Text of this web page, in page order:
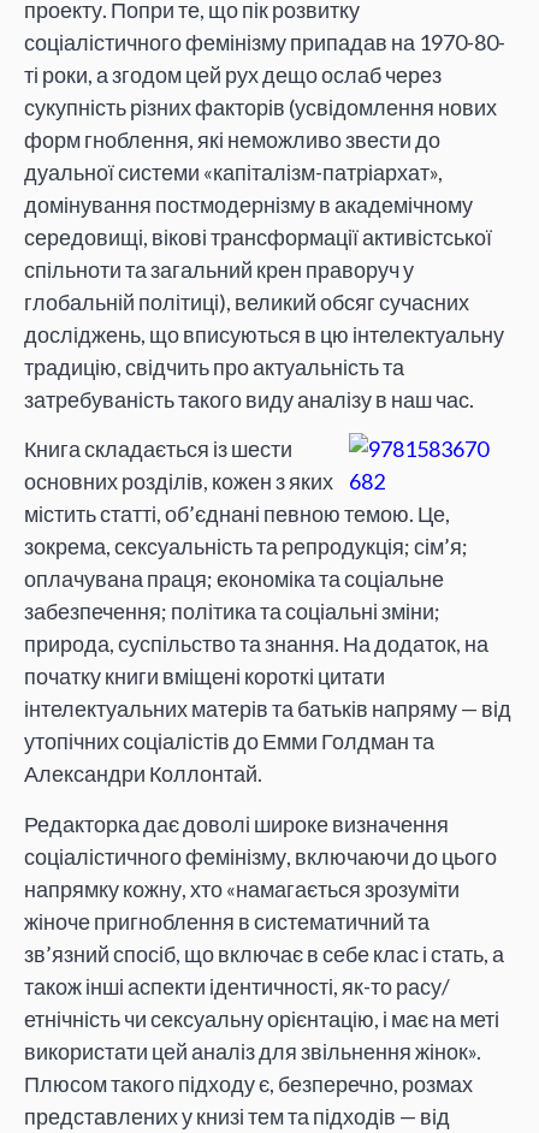
проекту. Попри те, що пік розвитку
соціалістичного фемінізму припадав на 1970-80-
ті роки, а згодом цей рух дещо ослаб через
сукупність різних факторів (усвідомлення нових
форм гноблення, які неможливо звести до
дуальної системи «капіталізм-патріархат»,
домінування постмодернізму в академічному
середовищі, вікові трансформації активістської
спільноти та загальний крен праворуч у
глобальній політиці), великий обсяг сучасних
досліджень, що вписуються в цю інтелектуальну
традицію, свідчить про актуальність та
затребуваність такого виду аналізу в наш час.
Книга складається із шести
основних розділів, кожен з яких
містить статті, об’єднані певною темою. Це,
зокрема, сексуальність та репродукція; сім’я;
оплачувана праця; економіка та соціальне
забезпечення; політика та соціальні зміни;
природа, суспільство та знання. На додаток, на
початку книги вміщені короткі цитати
інтелектуальних матерів та батьків напряму — від
утопічних соціалістів до Емми Голдман та
Александри Коллонтай.
Редакторка дає доволі широке визначення
соціалістичного фемінізму, включаючи до цього
напрямку кожну, хто «намагається зрозуміти
жіноче пригноблення в систематичний та
зв’язний спосіб, що включає в себе клас і стать, а
також інші аспекти ідентичності, як-то расу/
етнічність чи сексуальну орієнтацію, і має на меті
використати цей аналіз для звільнення жінок».
Плюсом такого підходу є, безперечно, розмах
представлених у книзі тем та підходів — від